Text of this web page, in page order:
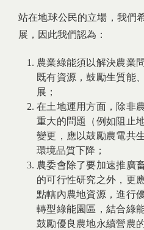
站在地球公民的立場，我們
展，因此我們認為：
農業綠能須以解決農業
既有資源，鼓勵生質能
展；
在土地運用方面，除非
重大的問題（例如阻止
變更，應以鼓勵農電共
環境品質下降；
農委會除了要加速推廣
的可行性研究之外，更
點轄內農地資源，進行
轉型綠能園區，結合綠
鼓勵優良農地永續營農